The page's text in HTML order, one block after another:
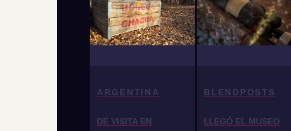
ARGENTINA
DE VISITA EN
BLENDPOSTS
LLEGÓ EL MUSEO